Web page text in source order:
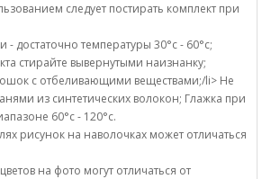
следует постирать комплект при
достаточно температуры 30°c - 60°c;
стирайте вывернутыми наизнанку;
с отбеливающими веществами;/li> Не
из синтетических волокон; Глажка при
60°c - 120°c.
рисунок на наволочках может отличаться
на фото могут отличаться от